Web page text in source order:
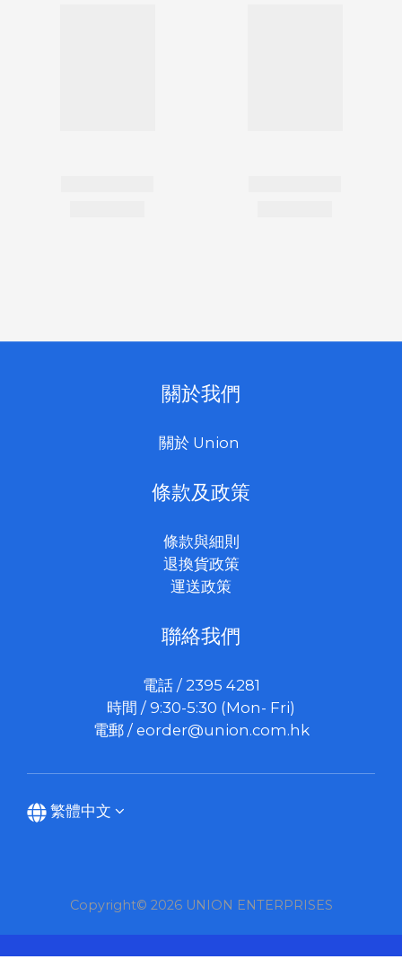
關於我們
關於 Union
條款及政策
條款與細則
退換貨政策
運送政策
聯絡我們
電話 / 2395 4281
時間 / 9:30-5:30 (Mon- Fri)
電郵 / eorder@union.com.hk
繁體中文
Copyright© 2026 UNION ENTERPRISES